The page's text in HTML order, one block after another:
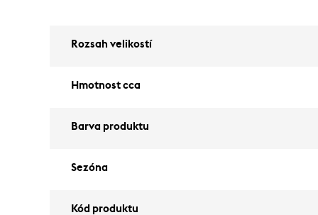
Rozsah velikostí
Hmotnost cca
Barva produktu
Sezóna
Kód produktu